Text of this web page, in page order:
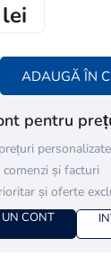
ADAUGĂ ÎN
pentru
personalizate
și facturi
și oferte
CONT